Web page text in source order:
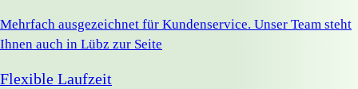
Mehrfach ausgezeichnet für Kundenservice. Unser Team steht
Ihnen auch in Lübz zur Seite
Flexible Laufzeit